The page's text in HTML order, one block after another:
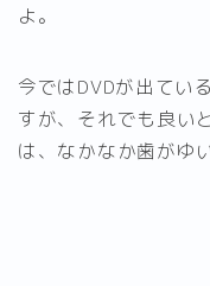
よ。
今ではDVDが出てい
すが、それでも良い
は、なかなか歯がゆ